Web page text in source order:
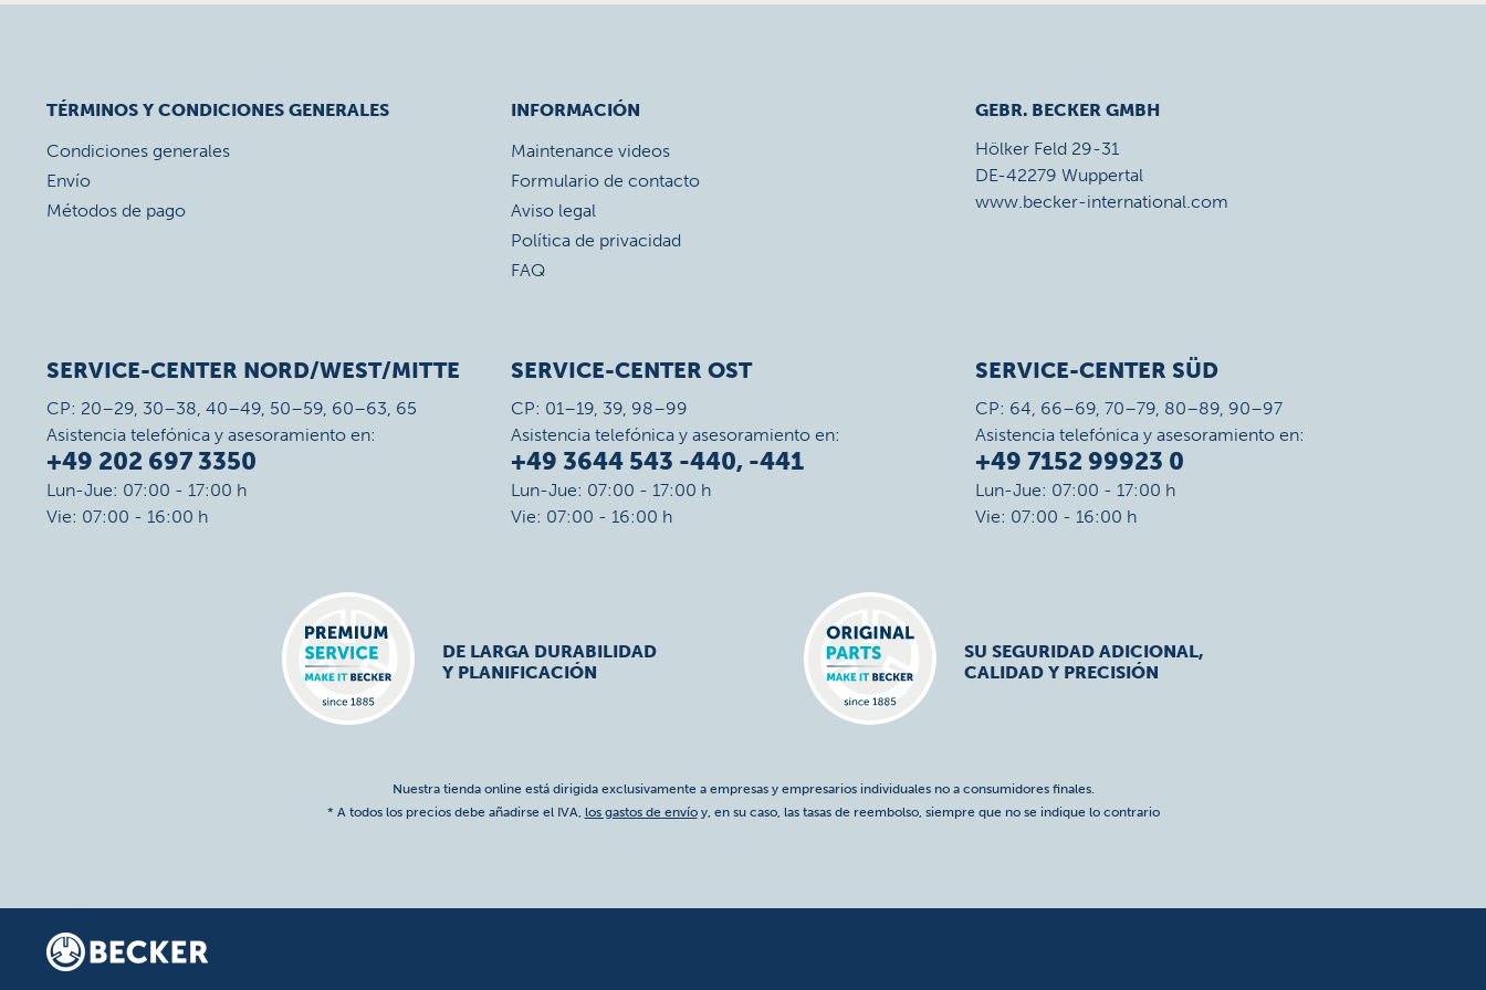
TÉRMINOS Y CONDICIONES GENERALES
Condiciones generales
Envío
Métodos de pago
INFORMACIÓN
Maintenance videos
Formulario de contacto
Aviso legal
Política de privacidad
FAQ
GEBR. BECKER GMBH
Hölker Feld 29-31
DE-42279 Wuppertal
www.becker-international.com
SERVICE-CENTER NORD/WEST/MITTE
CP: 20–29, 30–38, 40–49, 50–59, 60–63, 65
Asistencia telefónica y asesoramiento en:
+49 202 697 3350
Lun-Jue: 07:00 - 17:00 h
Vie: 07:00 - 16:00 h
SERVICE-CENTER OST
CP: 01–19, 39, 98–99
Asistencia telefónica y asesoramiento en:
+49 3644 543 -440, -441
Lun-Jue: 07:00 - 17:00 h
Vie: 07:00 - 16:00 h
SERVICE-CENTER SÜD
CP: 64, 66–69, 70–79, 80–89, 90–97
Asistencia telefónica y asesoramiento en:
+49 7152 99923 0
Lun-Jue: 07:00 - 17:00 h
Vie: 07:00 - 16:00 h
DE LARGA DURABILIDAD
Y PLANIFICACIÓN
SU SEGURIDAD ADICIONAL,
CALIDAD Y PRECISIÓN
Nuestra tienda online está dirigida exclusivamente a empresas y empresarios individuales no a consumidores finales.
* A todos los precios debe añadirse el IVA, los gastos de envíoy, en su caso, las tasas de reembolso, siempre que no se indique lo contrario